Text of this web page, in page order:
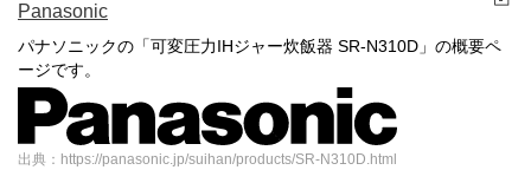
Panasonic
パナソニックの「可変圧力IHジャー炊飯器 SR-N310D」の概要ペ
ージです。
出典：https://panasonic.jp/suihan/products/SR-N310D.html